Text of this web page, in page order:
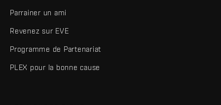
Parrainer un ami
Revenez sur EVE
Programme de Partenariat
PLEX pour la bonne cause